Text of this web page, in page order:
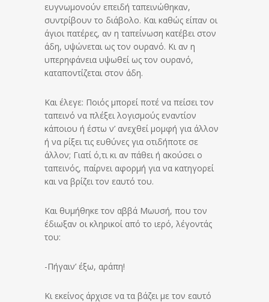
ευγνωμονούν επειδή ταπεινώθηκαν,
συντρίβουν το διάβολο. Και καθώς είπαν οι
άγιοι πατέρες, αν η ταπείνωση κατέβει στον
άδη, υψώνεται ως τον ουρανό. Κι αν η
υπερηφάνεια υψωθεί ως τον ουρανό,
καταποντίζεται στον άδη.
Και έλεγε: Ποιός μπορεί ποτέ να πείσει τον
ταπεινό να πλέξει λογισμούς εναντίον
κάποιου ή έστω ν’ ανεχθεί μομφή για άλλον
ή να ρίξει τις ευθύνες για οτιδήποτε σε
άλλον; Γιατί ό,τι κι αν πάθει ή ακούσει ο
ταπεινός, παίρνει αφορμή για να κατηγορεί
και να βρίζει τον εαυτό του.
Και θυμήθηκε τον αββά Μωυσή, που τον
έδιωξαν οι κληρικοί από το ιερό, λέγοντάς
του:
-Πήγαιν’ έξω, αράπη!
Κι εκείνος άρχισε να τα βάζει με τον εαυτό